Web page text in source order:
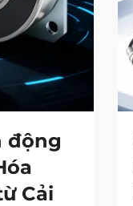
động
Cải